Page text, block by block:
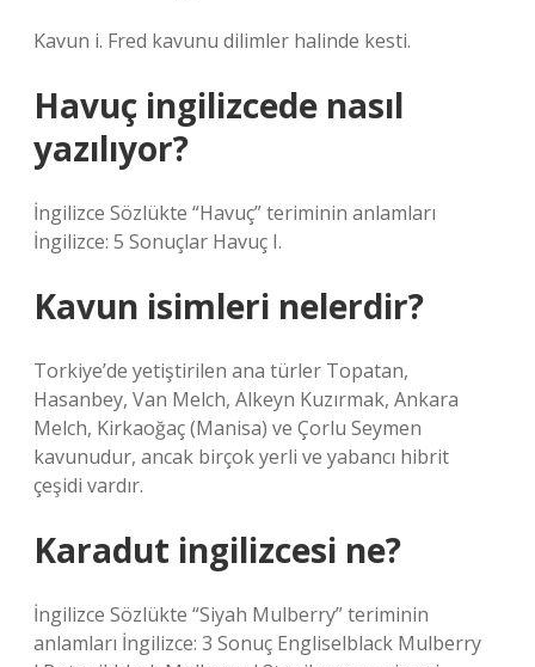
Kavun i. Fred kavunu dilimler halinde kesti.
Havuç ingilizcede nasıl
yazılıyor?
İngilizce Sözlükte “Havuç” teriminin anlamları
İngilizce: 5 Sonuçlar Havuç I.
Kavun isimleri nelerdir?
Torkiye’de yetiştirilen ana türler Topatan,
Hasanbey, Van Melch, Alkeyn Kuzırmak, Ankara
Melch, Kirkaoğaç (Manisa) ve Çorlu Seymen
kavunudur, ancak birçok yerli ve yabancı hibrit
çeşidi vardır.
Karadut ingilizcesi ne?
İngilizce Sözlükte “Siyah Mulberry” teriminin
anlamları İngilizce: 3 Sonuç Engliselblack Mulberry